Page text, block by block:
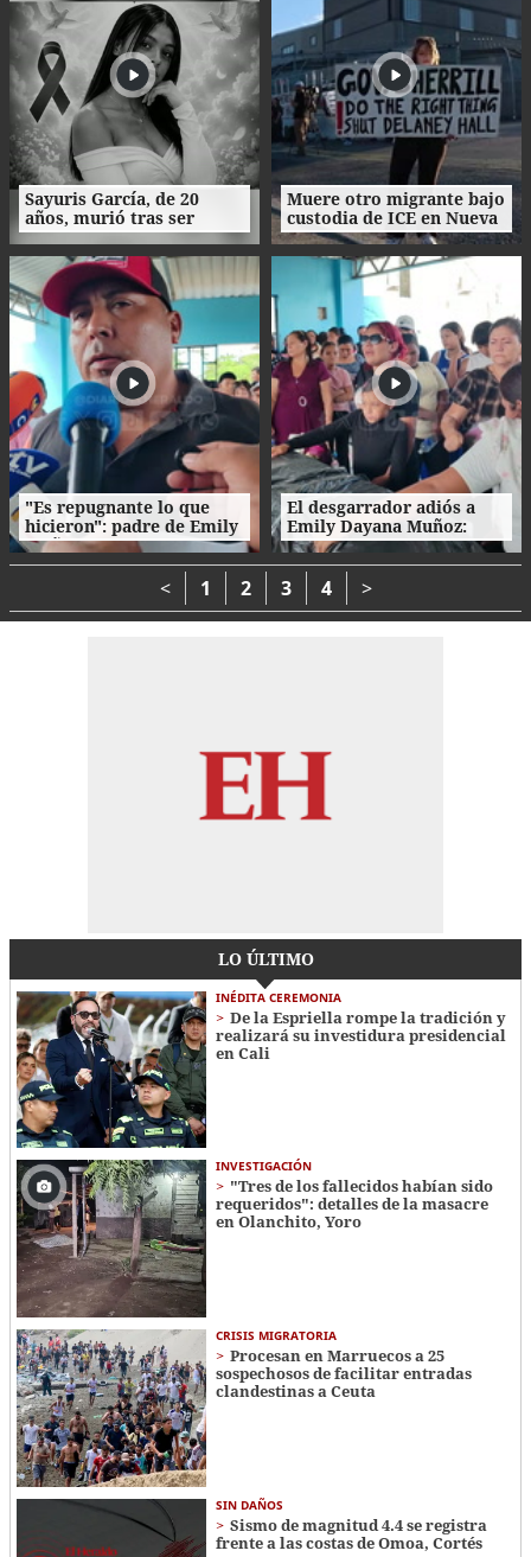
Sayuris García, de 20
años, murió tras ser
atacada por rechazar a un
hombre en Colombia
Muere otro migrante bajo
custodia de ICE en Nueva
Jersey
"Es repugnante lo que
hicieron": padre de Emily
Muñoz clama justicia en
su último adiós
El desgarrador adiós a
Emily Dayana Muñoz:
familiares no encuentran
consuelo
< 1 2 3 4 >
LO ÚLTIMO
INÉDITA CEREMONIA
De la Espriella rompe la tradición y
realizará su investidura presidencial
en Cali
INVESTIGACIÓN
"Tres de los fallecidos habían sido
requeridos": detalles de la masacre
en Olanchito, Yoro
CRISIS MIGRATORIA
Procesan en Marruecos a 25
sospechosos de facilitar entradas
clandestinas a Ceuta
SIN DAÑOS
Sismo de magnitud 4.4 se registra
frente a las costas de Omoa, Cortés